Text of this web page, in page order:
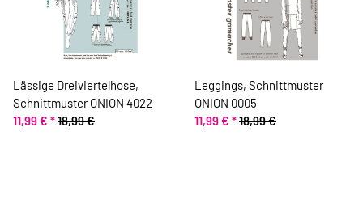
Lässige Dreiviertelhose,
Schnittmuster ONION 4022
11,99 € *18,99 €
Leggings, Schnittmuster
ONION 0005
11,99 € *18,99 €